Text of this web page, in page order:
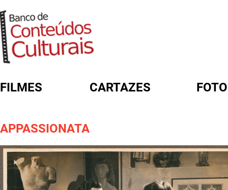
FILMES CARTAZES
APPASSIONATA